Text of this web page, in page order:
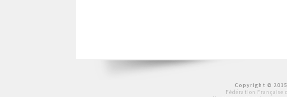
Copyright ©
Fédération Française